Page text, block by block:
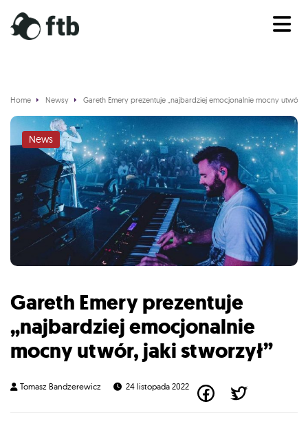
Home Newsy Gareth Emery prezentuje „najbardziej emocjonalnie mocny utwór,
News
Gareth Emery prezentuje
„najbardziej emocjonalnie
mocny utwór, jaki stworzył”
Tomasz Bandzerewicz 24 listopada 2022